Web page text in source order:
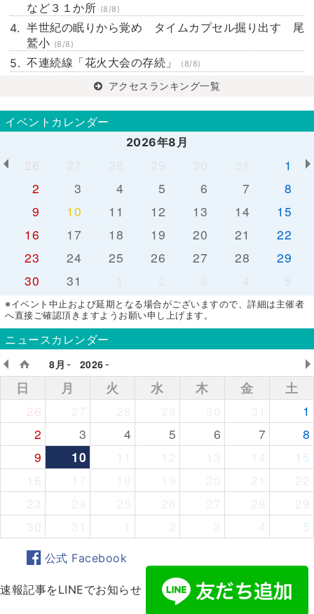
など３１か所 (8/8)
半世紀の眠りから覚め タイムカプセル掘り出す 尾
鷲小 (8/8)
不連続線「花火大会の存続」 (8/8)
アクセスランキング一覧
イベントカレンダー
2026年8月
26
1
2
3 4 5 6 7
8
9
10 11 12 13 14
15
16
17 18 19 20 21
22
23
24 25 26 27 28
29
30
31 5
※イベント中止および延期となる場合がございますので、詳細は主催者
へ直接ご確認頂きますようお願い申し上げます。
ニュースカレンダー
8月
2026
日 月 火 水 木 金
土
26
1
2
3 4 5 6 7
8
9
10
15
16
22
23
29
30
5
公式 Facebook
速報記事をLINEでお知らせ